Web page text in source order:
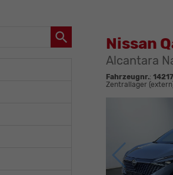
Nissan
Alcantara
Fahrzeugnr.:
Zentrallager (extern)